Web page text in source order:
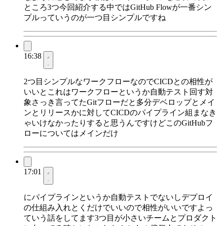
ところ3つ今回紹介する中ではGitHub Flowが一番シン
プルっていうのが一つ目シンプルですね
16:38
2つ目シンプルなワークフローなのでCICDとの相性が
いいとこれはワークフローというか自動テスト回す対
象さっき言ってたGitフローだと多分デベロップとメイ
ンとリリースかに対してCICDのパイプライン組まなき
ゃいけなかったりすると思うんですけどこのGitHubフ
ローについてはメインだけ
17:01
にパイプラインというか自動テストでないしデプロイ
の仕組み入れとくだけでいいので相性がいいですよっ
ていう話をしてます3つ目が小さいチームとプロダクト